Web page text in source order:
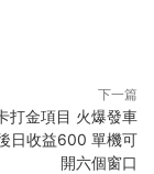
下一篇
打金項目 火爆發車
日收益600 單機可
開六個窗口